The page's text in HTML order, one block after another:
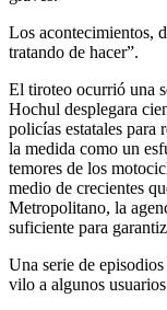
Los acontecimientos,
tratando de hacer”.
El tiroteo ocurrió una
Hochul desplegara
policías estatales para
la medida como un
temores de los
medio de crecientes
Metropolitano, la
suficiente para
Una serie de
vilo a algunos